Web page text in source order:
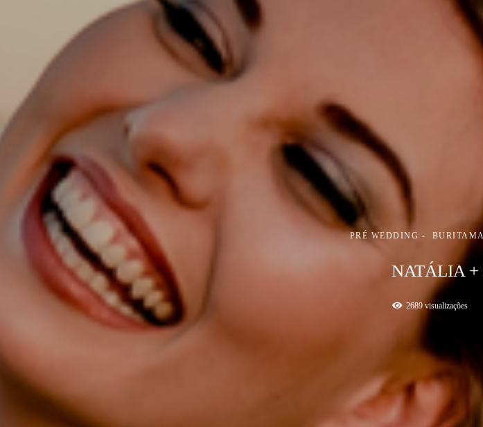
PRÉ WEDDING
NATÁLIA +
2689 visualizações